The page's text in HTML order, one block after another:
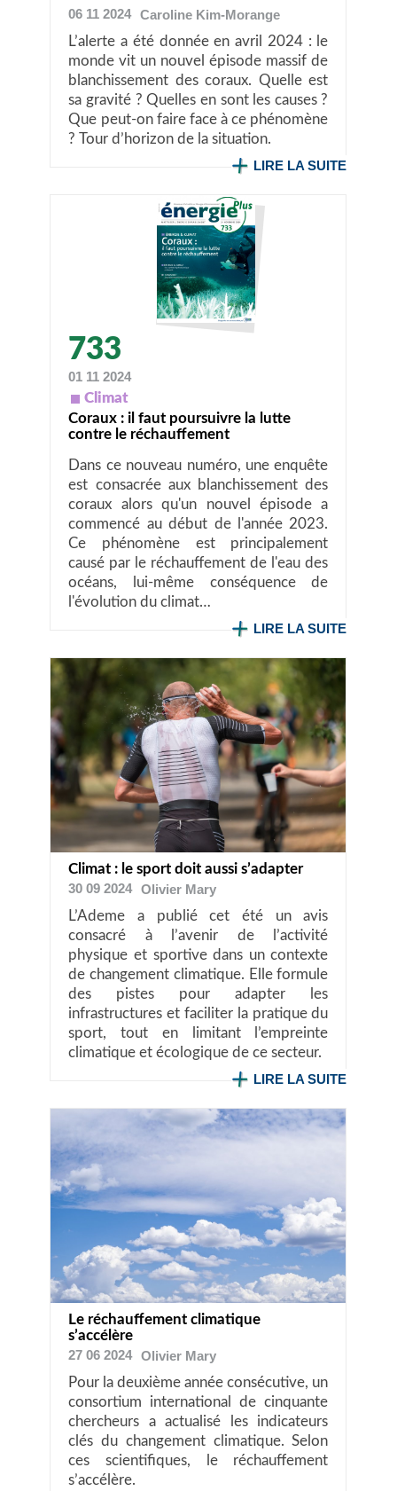
06 11 2024 Caroline Kim-Morange
L’alerte a été donnée en avril 2024 : le
monde vit un nouvel épisode massif de
blanchissement des coraux. Quelle est
sa gravité ? Quelles en sont les causes ?
Que peut-on faire face à ce phénomène
? Tour d’horizon de la situation.
LIRE LA SUITE
733
01 11 2024
Climat
Coraux : il faut poursuivre la lutte
contre le réchauffement
Dans ce nouveau numéro, une enquête
est consacrée aux blanchissement des
coraux alors qu'un nouvel épisode a
commencé au début de l'année 2023.
Ce phénomène est principalement
causé par le réchauffement de l'eau des
océans, lui-même conséquence de
l'évolution du climat…
LIRE LA SUITE
Climat : le sport doit aussi s’adapter
30 09 2024 Olivier Mary
L’Ademe a publié cet été un avis
consacré à l’avenir de l’activité
physique et sportive dans un contexte
de changement climatique. Elle formule
des pistes pour adapter les
infrastructures et faciliter la pratique du
sport, tout en limitant l’empreinte
climatique et écologique de ce secteur.
LIRE LA SUITE
Le réchauffement climatique
s’accélère
27 06 2024 Olivier Mary
Pour la deuxième année consécutive, un
consortium international de cinquante
chercheurs a actualisé les indicateurs
clés du changement climatique. Selon
ces scientifiques, le réchauffement
s’accélère.